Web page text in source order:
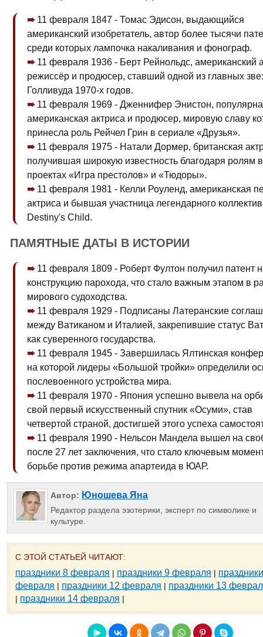
11 февраля 1847 - Томас Эдисон, выдающийся
американский изобретатель, автор более тысячи
среди которых лампочка накаливания и фонограф.
11 февраля 1936 - Берт Рейнольдс, американский
режиссёр и продюсер, ставший одной из главных
Голливуда 1970-х годов.
11 февраля 1969 - Дженнифер Энистон,
американская актриса и продюсер, мировую славу
принесла роль Рейчел Грин в сериале «Друзья».
11 февраля 1975 - Натали Дормер, британская
получившая широкую известность благодаря ролям в
проектах «Игра престолов» и «Тюдоры».
11 февраля 1981 - Келли Роуленд, американская
актриса и бывшая участница легендарного
Destiny's Child.
ПАМЯТНЫЕ ДАТЫ В ИСТОРИИ
11 февраля 1809 - Роберт Фултон получил патент
конструкцию парохода, что стало важным этапом в
мирового судоходства.
11 февраля 1929 - Подписаны Латеранские
между Ватиканом и Италией, закрепившие статус
как суверенного государства.
11 февраля 1945 - Завершилась Ялтинская
на которой лидеры «Большой тройки» определили
послевоенного устройства мира.
11 февраля 1970 - Япония успешно вывела на
свой первый искусственный спутник «Осуми», став
четвертой страной, достигшей этого успеха
11 февраля 1990 - Нельсон Мандела вышел на
после 27 лет заключения, что стало ключевым
борьбе против режима апартеида в ЮАР.
Автор: Юношева Яна
Редактор раздела эзотерики, эксперт по символике и
культуре.
С ЭТОЙ СТАТЬЕЙ ЧИТАЮТ:
праздники 8 февраля | праздники 9 февраля |
февраля | праздники 12 февраля | праздники 13
| праздники 14 февраля |